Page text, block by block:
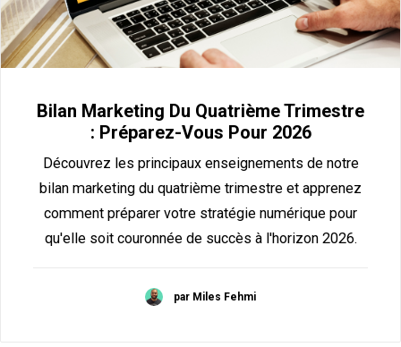
Bilan Marketing Du Quatrième Trimestre
: Préparez-Vous Pour 2026
Découvrez les principaux enseignements de notre
bilan marketing du quatrième trimestre et apprenez
comment préparer votre stratégie numérique pour
qu'elle soit couronnée de succès à l'horizon 2026.
par Miles Fehmi